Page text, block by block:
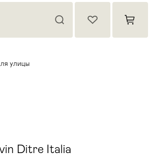
улицы
Ditre Italia